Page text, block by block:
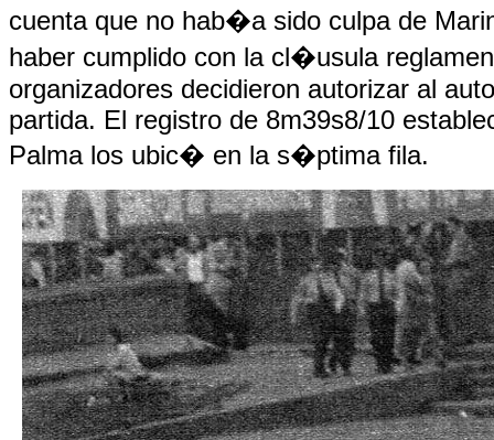
cuenta que no hab�a sido culpa de
haber cumplido con la cl�usula
organizadores decidieron autorizar al
partida. El registro de 8m39s8/10
Palma los ubic� en la s�ptima fila.